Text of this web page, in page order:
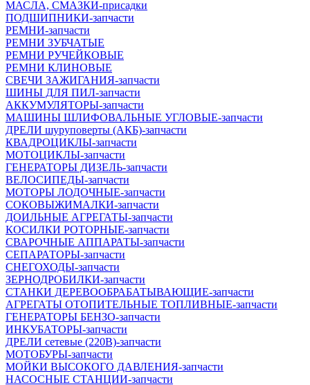
МАСЛА, СМАЗКИ-присадки
ПОДШИПНИКИ-запчасти
РЕМНИ-запчасти
РЕМНИ ЗУБЧАТЫЕ
РЕМНИ РУЧЕЙКОВЫЕ
РЕМНИ КЛИНОВЫЕ
СВЕЧИ ЗАЖИГАНИЯ-запчасти
ШИНЫ ДЛЯ ПИЛ-запчасти
АККУМУЛЯТОРЫ-запчасти
МАШИНЫ ШЛИФОВАЛЬНЫЕ УГЛОВЫЕ-запчасти
ДРЕЛИ шуруповерты (АКБ)-запчасти
КВАДРОЦИКЛЫ-запчасти
МОТОЦИКЛЫ-запчасти
ГЕНЕРАТОРЫ ДИЗЕЛЬ-запчасти
ВЕЛОСИПЕДЫ-запчасти
МОТОРЫ ЛОДОЧНЫЕ-запчасти
СОКОВЫЖИМАЛКИ-запчасти
ДОИЛЬНЫЕ АГРЕГАТЫ-запчасти
КОСИЛКИ РОТОРНЫЕ-запчасти
СВАРОЧНЫЕ АППАРАТЫ-запчасти
СЕПАРАТОРЫ-запчасти
СНЕГОХОДЫ-запчасти
ЗЕРНОДРОБИЛКИ-запчасти
СТАНКИ ДЕРЕВООБРАБАТЫВАЮЩИЕ-запчасти
АГРЕГАТЫ ОТОПИТЕЛЬНЫЕ ТОПЛИВНЫЕ-запчасти
ГЕНЕРАТОРЫ БЕНЗО-запчасти
ИНКУБАТОРЫ-запчасти
ДРЕЛИ сетевые (220В)-запчасти
МОТОБУРЫ-запчасти
МОЙКИ ВЫСОКОГО ДАВЛЕНИЯ-запчасти
НАСОСНЫЕ СТАНЦИИ-запчасти